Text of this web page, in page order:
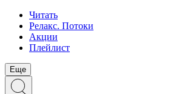
Читать
Релакс. Потоки
Акции
Плейлист
Еще